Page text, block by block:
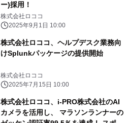
ー)採用！
株式会社ロココ
2025年9月1日 10:00
株式会社ロココ、ヘルプデスク業務向
けSplunkパッケージの提供開始
株式会社ロココ
2025年7月15日 10:00
株式会社ロココ、i-PRO株式会社のAI
カメラを活用し、 マラソンランナーの